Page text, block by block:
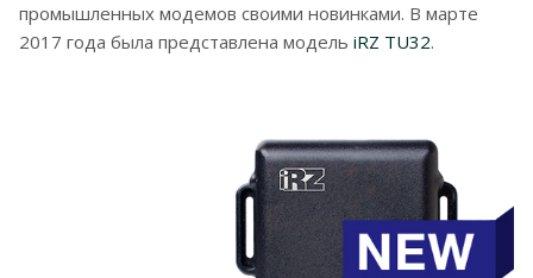
промышленных модемов своими новинками. В марте
2017 года была представлена модель iRZ TU32.